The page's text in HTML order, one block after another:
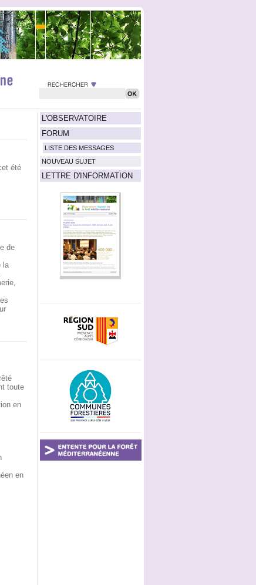
L'OBSERVATOIRE
FORUM
LISTE DES MESSAGES
NOUVEAU SUJET
LETTRE D'INFORMATION
été
de
la
toute
en
en